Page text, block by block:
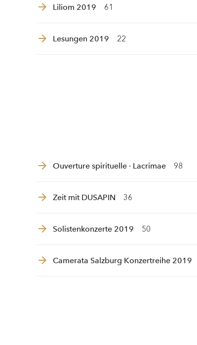
Liliom 2019 61
Lesungen 2019 22
Ouverture spirituelle · Lacrimae 98
Zeit mit DUSAPIN 36
Solistenkonzerte 2019 50
Camerata Salzburg Konzertreihe 2019